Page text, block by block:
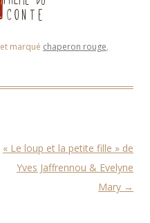
et marqué chaperon rouge,
« Le loup et la petite fille » de
Yves Jaffrennou & Evelyne
Mary →